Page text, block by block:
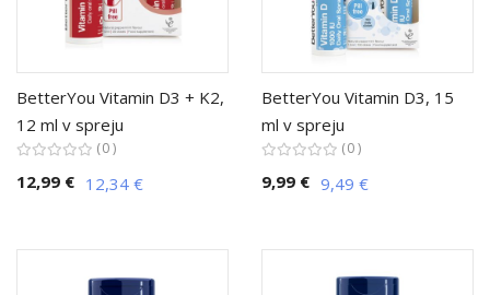
BetterYou Vitamin D3 + K2,
12 ml v spreju
0
12,99 € 12,34 €
BetterYou Vitamin D3, 15
ml v spreju
0
9,99 € 9,49 €